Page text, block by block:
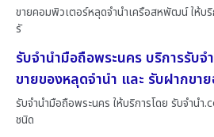
ขายคอมพิวเตอร์หลุดจำนำเครือสหพัฒน์ ให้บ
รั
รับจำนำมือถือพระนคร บริการรับ
ขายของหลุดจำนำ และ รับฝากขา
รับจำนำมือถือพระนคร ให้บริการโดย รับจํานํา
ชนิด